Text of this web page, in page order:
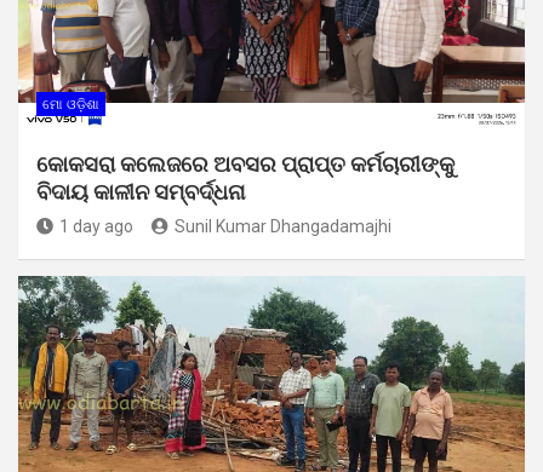
ମୋ ଓଡ଼ିଶା
କୋକସରା କଲେଜରେ ଅବସର ପ୍ରାପ୍ତ କର୍ମଚାରୀଙ୍କୁ
ବିଦାୟ କାଳୀନ ସମ୍ବର୍ଦ୍ଧନା
1 day ago Sunil Kumar Dhangadamajhi